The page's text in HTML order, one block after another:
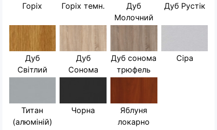
Горіх Горіх темн.
Дуб
Молочний
Дуб Рустік
Дуб
Світлий
Дуб
Сонома
Дуб сонома
трюфель
Сіра
Титан
(алюміній)
Чорна
Яблуня
локарно